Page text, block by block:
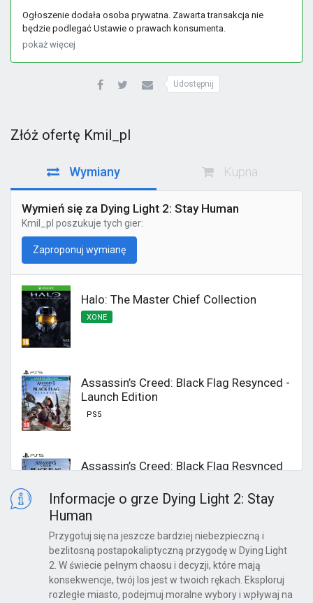
Ogłoszenie dodała osoba prywatna. Zawarta transakcja nie
będzie podlegać Ustawie o prawach konsumenta.
pokaż więcej
Udostępnij
Złóż ofertę Kmil_pl
Wymiany Kupna
Wymień się za Dying Light 2: Stay Human
Kmil_pl poszukuje tych gier:
Zaproponuj wymianę
Halo: The Master Chief Collection
XONE
Assassin’s Creed: Black Flag Resynced -
Launch Edition
PS5
Assassin’s Creed: Black Flag Resynced
Halo: Campaign Evolved
PS5
Informacje o grze Dying Light 2: Stay
Human
Przygotuj się na jeszcze bardziej niebezpieczną i
bezlitosną postapokaliptyczną przygodę w Dying Light
2. W świecie pełnym chaosu i decyzji, które mają
konsekwencje, twój los jest w twoich rękach. Eksploruj
rozległe miasto, podejmuj moralne wybory i wpływaj na